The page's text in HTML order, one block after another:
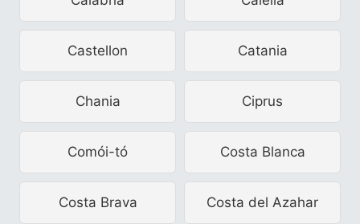
Castellon Catania
Chania Ciprus
Comói-tó Costa Blanca
Costa Brava Costa del Azahar